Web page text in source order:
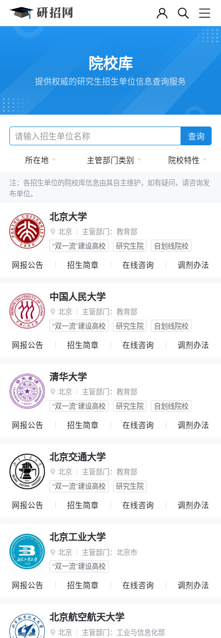
院校库
提供权威的研究生招生单位信息查询服务
查询
所在地 主管部门类别 院校特性
注：各招生单位的院校库信息由其自主维护，如有疑问，请咨询发
布单位。
北京大学
 北京 主管部门： 教育部
“双一流”建设高校
研究生院 自划线院校
网报公告 招生简章 在线咨询 调剂办法
中国人民大学
 北京 主管部门： 教育部
“双一流”建设高校
研究生院 自划线院校
网报公告 招生简章 在线咨询 调剂办法
清华大学
 北京 主管部门： 教育部
“双一流”建设高校
研究生院 自划线院校
网报公告 招生简章 在线咨询 调剂办法
北京交通大学
 北京 主管部门： 教育部
“双一流”建设高校
研究生院
网报公告 招生简章 在线咨询 调剂办法
北京工业大学
 北京 主管部门： 北京市
“双一流”建设高校
网报公告 招生简章 在线咨询 调剂办法
北京航空航天大学
 北京 主管部门： 工业与信息化部